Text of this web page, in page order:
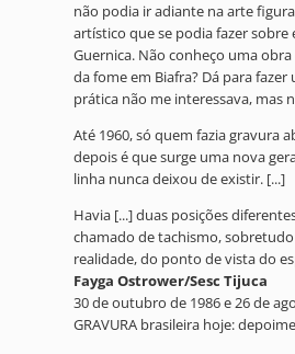
não podia ir adiante na arte
artístico que se podia fazer sobre
Guernica. Não conheço uma
da fome em Biafra? Dá para
prática não me interessava, mas
Até 1960, só quem fazia gravura
depois é que surge uma nova
linha nunca deixou de existir. [...]
Havia [...] duas posições
chamado de tachismo,
realidade, do ponto de vista do
Fayga Ostrower/Sesc Tijuca
30 de outubro de 1986 e 26 de
GRAVURA brasileira hoje: